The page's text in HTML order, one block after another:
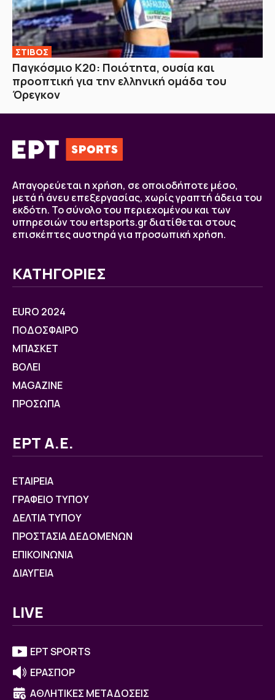
ΣΤΙΒΟΣ
Παγκόσμιο Κ20: Ποιότητα, ουσία και
προοπτική για την ελληνική ομάδα του
Όρεγκον
Απαγορεύεται η χρήση, σε οποιοδήποτε μέσο,
μετά ή άνευ επεξεργασίας, χωρίς γραπτή άδεια του
εκδότη. Το σύνολο του περιεχομένου και των
υπηρεσιών του ertsports.gr διατίθεται στους
επισκέπτες αυστηρά για προσωπική χρήση.
ΚΑΤΗΓΟΡΙΕΣ
EURO 2024
ΠΟΔΟΣΦΑΙΡΟ
ΜΠΑΣΚΕΤ
ΒOΛΕΙ
MAGAZINE
ΠΡΟΣΩΠΑ
ΕΡΤ Α.Ε.
ΕΤΑΙΡΕΙΑ
ΓΡΑΦΕΙΟ ΤΥΠΟΥ
ΔΕΛΤΙΑ ΤΥΠΟΥ
ΠΡΟΣΤΑΣΙΑ ΔΕΔΟΜΕΝΩΝ
ΕΠΙΚΟΙΝΩΝΙΑ
ΔΙΑΥΓΕΙΑ
LIVE
ΕΡΤ SPORTS
ΕΡΑΣΠΟΡ
ΑΘΛΗΤΙΚΕΣ ΜΕΤΑΔΟΣΕΙΣ